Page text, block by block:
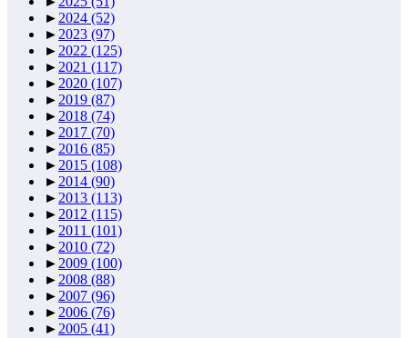
► 2024 (52)
► 2023 (97)
► 2022 (125)
► 2021 (117)
► 2020 (107)
► 2019 (87)
► 2018 (74)
► 2017 (70)
► 2016 (85)
► 2015 (108)
► 2014 (90)
► 2013 (113)
► 2012 (115)
► 2011 (101)
► 2010 (72)
► 2009 (100)
► 2008 (88)
► 2007 (96)
► 2006 (76)
► 2005 (41)